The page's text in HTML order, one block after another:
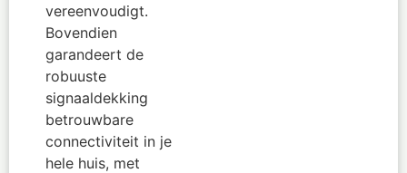
vereenvoudigt.
Bovendien
garandeert de
robuuste
signaaldekking
betrouwbare
connectiviteit in je
hele huis, met